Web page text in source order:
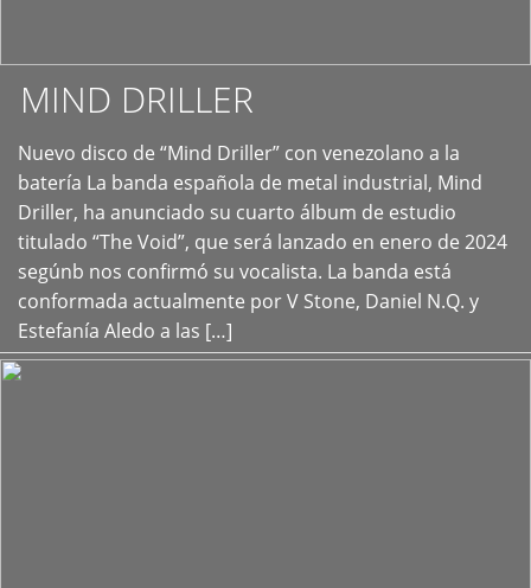
MIND DRILLER
Nuevo disco de “Mind Driller” con venezolano a la
batería La banda española de metal industrial, Mind
Driller, ha anunciado su cuarto álbum de estudio
titulado “The Void”, que será lanzado en enero de 2024
segúnb nos confirmó su vocalista. La banda está
conformada actualmente por V Stone, Daniel N.Q. y
Estefanía Aledo a las […]
+